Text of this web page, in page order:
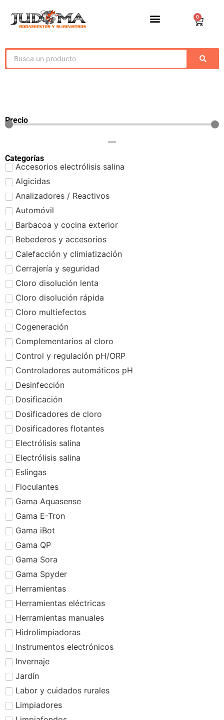
0
Precio
—
Categorías
Accesorios electrólisis salina
Algicidas
Analizadores / Reactivos
Automóvil
Barbacoa y cocina exterior
Bebederos y accesorios
Calefacción y climiatización
Cerrajería y seguridad
Cloro disolución lenta
Cloro disolución rápida
Cloro multiefectos
Cogeneración
Complementarios al cloro
Control y regulación pH/ORP
Controladores automáticos pH
Desinfección
Dosificación
Dosificadores de cloro
Dosificadores flotantes
Electrólisis salina
Electrólisis salina
Eslingas
Floculantes
Gama Aquasense
Gama E-Tron
Gama iBot
Gama QP
Gama Sora
Gama Spyder
Herramientas
Herramientas eléctricas
Herramientas manuales
Hidrolimpiadoras
Instrumentos electrónicos
Invernaje
Jardín
Labor y cuidados rurales
Limpiadores